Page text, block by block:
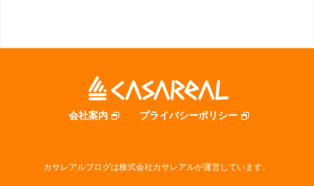
会社案内 プライバシーポリシー
カサレアルブログは株式会社カサレアルが運営しています。